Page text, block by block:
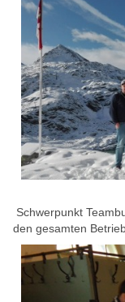
Schwerpunkt
den gesamten